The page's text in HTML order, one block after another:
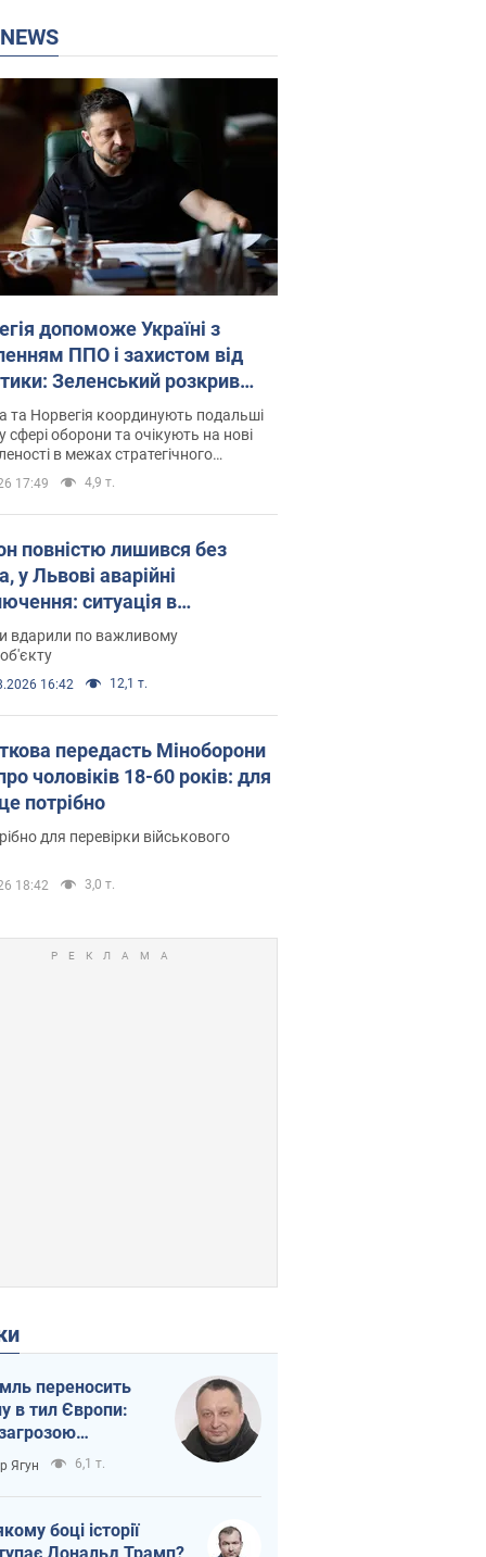
NEWS
допоможе Україні з
ППО і захистом від
Зеленський розкрив
та Норвегія координують подальші
сфері оборони та очікують на нові
в межах стратегічного
17:49 4,9 т.
повністю лишився без
у Львові аварійні
ситуація в
6 серпня
вдарили по важливому
16:42 12,1 т.
передасть Міноборони
чоловіків 18-60 років: для
потрібно
для перевірки військового
18:42 3,0 т.
переносить
в тил Європи:
логістика
Ягун 6,1 т.
боці історії